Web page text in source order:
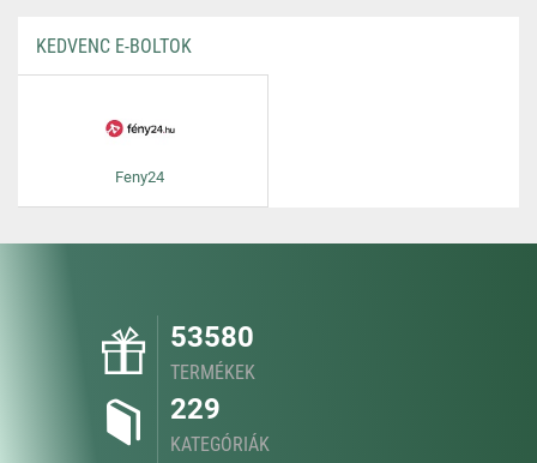
KEDVENC E-BOLTOK
Feny24
53580
TERMÉKEK
229
KATEGÓRIÁK